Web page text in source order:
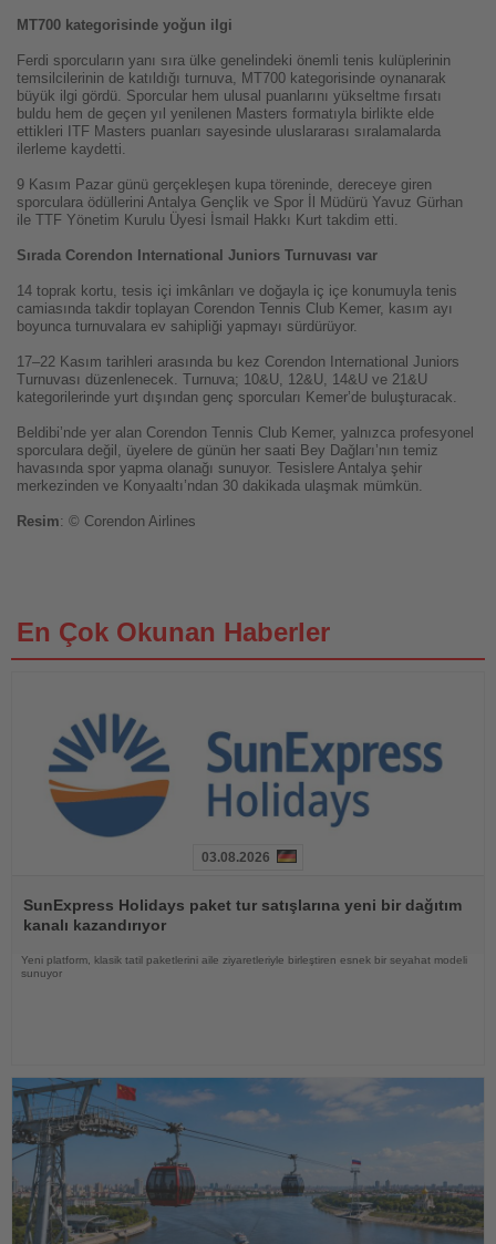
MT700 kategorisinde yoğun ilgi
Ferdi sporcuların yanı sıra ülke genelindeki önemli tenis kulüplerinin
temsilcilerinin de katıldığı turnuva, MT700 kategorisinde oynanarak
büyük ilgi gördü. Sporcular hem ulusal puanlarını yükseltme fırsatı
buldu hem de geçen yıl yenilenen Masters formatıyla birlikte elde
ettikleri ITF Masters puanları sayesinde uluslararası sıralamalarda
ilerleme kaydetti.
9 Kasım Pazar günü gerçekleşen kupa töreninde, dereceye giren
sporculara ödüllerini Antalya Gençlik ve Spor İl Müdürü Yavuz Gürhan
ile TTF Yönetim Kurulu Üyesi İsmail Hakkı Kurt takdim etti.
Sırada Corendon International Juniors Turnuvası var
14 toprak kortu, tesis içi imkânları ve doğayla iç içe konumuyla tenis
camiasında takdir toplayan Corendon Tennis Club Kemer, kasım ayı
boyunca turnuvalara ev sahipliği yapmayı sürdürüyor.
17–22 Kasım tarihleri arasında bu kez Corendon International Juniors
Turnuvası düzenlenecek. Turnuva; 10&U, 12&U, 14&U ve 21&U
kategorilerinde yurt dışından genç sporcuları Kemer’de buluşturacak.
Beldibi’nde yer alan Corendon Tennis Club Kemer, yalnızca profesyonel
sporculara değil, üyelere de günün her saati Bey Dağları’nın temiz
havasında spor yapma olanağı sunuyor. Tesislere Antalya şehir
merkezinden ve Konyaaltı’ndan 30 dakikada ulaşmak mümkün.
Resim: © Corendon Airlines
En Çok Okunan Haberler
Oku
03.08.2026
SunExpress Holidays paket tur satışlarına yeni bir dağıtım
kanalı kazandırıyor
Yeni platform, klasik tatil paketlerini aile ziyaretleriyle birleştiren esnek bir seyahat modeli
sunuyor